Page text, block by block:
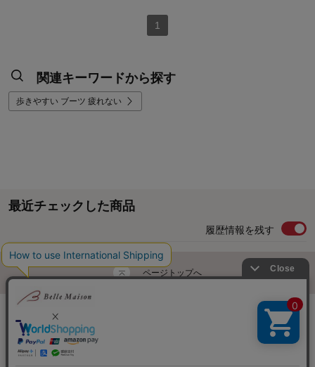
1
関連キーワードから探す
歩きやすい ブーツ 疲れない
最近チェックした商品
履歴情報を残す
ページトップへ
ご利用ガイド・お知らせ
サイトマップ